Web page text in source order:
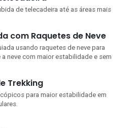
de telecadeira até as áreas mais
com Raquetes de Neve
usando raquetes de neve para
a neve com maior estabilidade e sem
Trekking
para maior estabilidade em